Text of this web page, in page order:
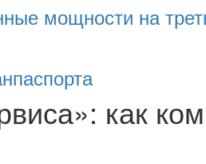
мощности на
как